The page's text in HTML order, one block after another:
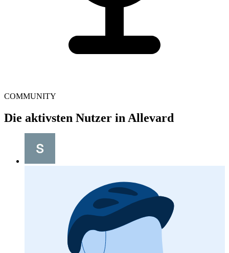
COMMUNITY
Die aktivsten Nutzer in Allevard